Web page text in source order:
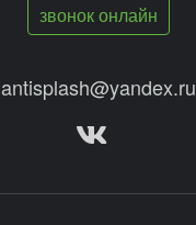
звонок онлайн
antisplash@yandex.ru